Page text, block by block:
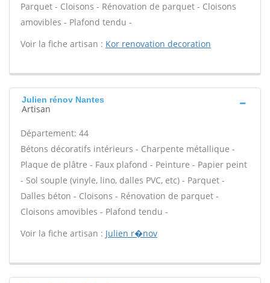
Parquet - Cloisons - Rénovation de parquet - Cloisons
amovibles - Plafond tendu -
Voir la fiche artisan : Kor renovation decoration
Julien rénov Nantes
Artisan
Département: 44
Bétons décoratifs intérieurs - Charpente métallique -
Plaque de plâtre - Faux plafond - Peinture - Papier peint
- Sol souple (vinyle, lino, dalles PVC, etc) - Parquet -
Dalles béton - Cloisons - Rénovation de parquet -
Cloisons amovibles - Plafond tendu -
Voir la fiche artisan : Julien r�nov